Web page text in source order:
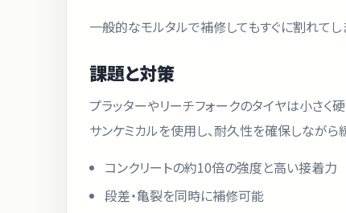
一般的なモルタルで補修してもすぐに割れて
課題と対策
プラッターやリーチフォークのタイヤは小さく
サンケミカルを使用し、耐久性を確保しなが
コンクリートの約10倍の強度と高い接着力
段差・亀裂を同時に補修可能